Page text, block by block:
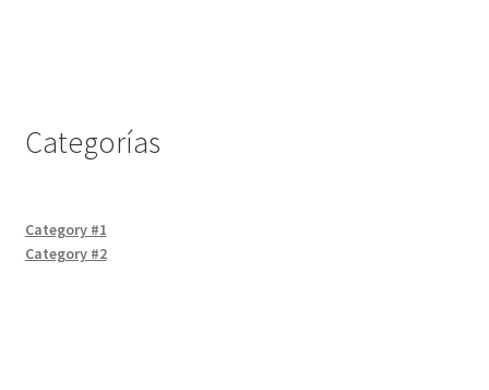
Categorías
Category #1
Category #2